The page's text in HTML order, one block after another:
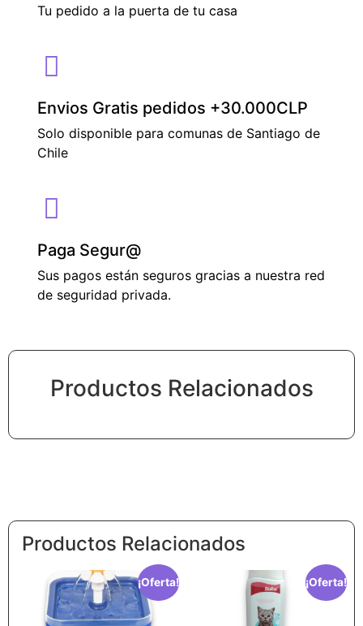
Tu pedido a la puerta de tu casa
Envios Gratis pedidos +30.000CLP
Solo disponible para comunas de Santiago de
Chile
Paga Segur@
Sus pagos están seguros gracias a nuestra red
de seguridad privada.
Productos Relacionados
Productos Relacionados
¡Oferta! ¡Oferta!